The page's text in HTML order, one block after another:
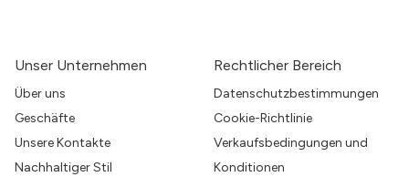
Unser Unternehmen
Über uns
Geschäfte
Unsere Kontakte
Nachhaltiger Stil
Rechtlicher Bereich
Datenschutzbestimmungen
Cookie-Richtlinie
Verkaufsbedingungen und
Konditionen